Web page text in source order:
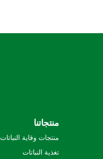
منتجاتنا
منتجات وقاية النباتات
تغذية النباتات